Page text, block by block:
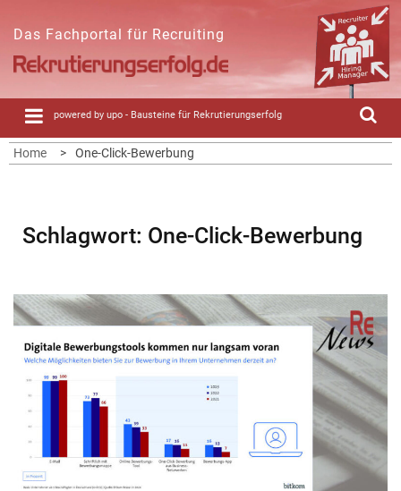
content
Das Fachportal für Recruiting
powered by upo - Bausteine für Rekrutierungserfolg
Home One-Click-Bewerbung
Schlagwort: One-Click-Bewerbung